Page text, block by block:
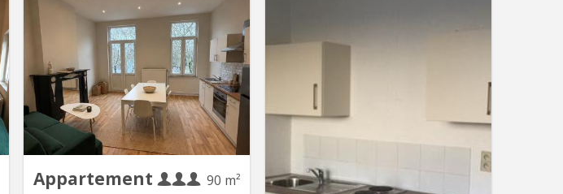
Reste 2 chambres dans une
colocation pour 4 Étudiantes. Maison
entièrement rénovée, peinte et
meublée de neuf. Bail d’un an du 1r
septembre 2026 au 31 août 2027
Parents garants 🔗Profil recherché :
ordonnée & respectueuse des autres
🎯3 min à pied du centre commercial
Mediacité, et des bus...
insonorisé. Basse consommation
bains douche à l'italienne et WC à
bus. A 10 minutes de la gare des
Guillemins.
Appartement
90 m²